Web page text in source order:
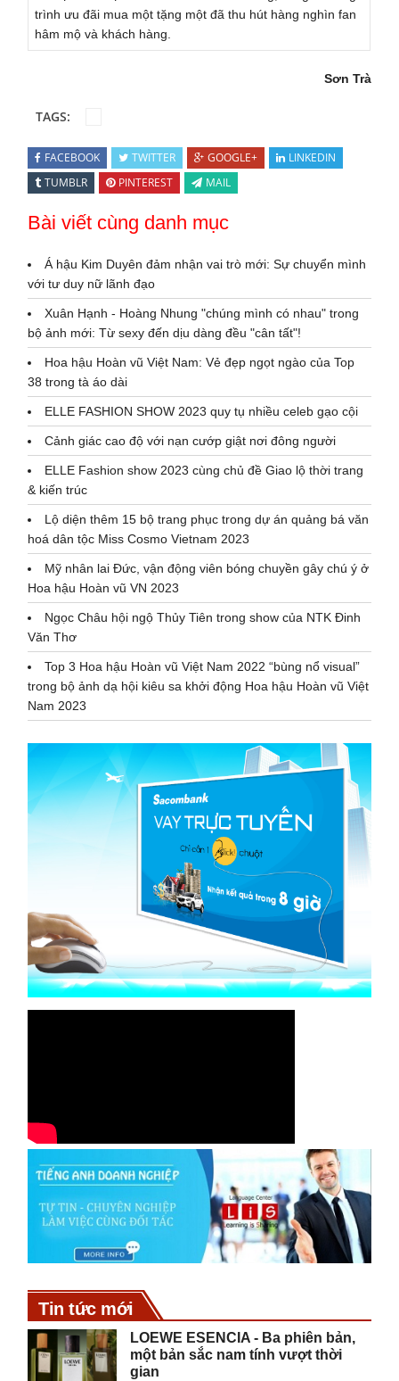
trình ưu đãi mua một tặng một đã thu hút hàng nghìn fan
hâm mộ và khách hàng.
Sơn Trà
TAGS:
FACEBOOK TWITTER GOOGLE+
LINKEDIN
TUMBLR
PINTEREST MAIL
Bài viết cùng danh mục
Á hậu Kim Duyên đảm nhận vai trò mới: Sự chuyển mình
với tư duy nữ lãnh đạo
Xuân Hạnh - Hoàng Nhung "chúng mình có nhau" trong
bộ ảnh mới: Từ sexy đến dịu dàng đều "cân tất"!
Hoa hậu Hoàn vũ Việt Nam: Vẻ đẹp ngọt ngào của Top
38 trong tà áo dài
ELLE FASHION SHOW 2023 quy tụ nhiều celeb gạo cội
Cảnh giác cao độ với nạn cướp giật nơi đông người
ELLE Fashion show 2023 cùng chủ đề Giao lộ thời trang
& kiến trúc
Lộ diện thêm 15 bộ trang phục trong dự án quảng bá văn
hoá dân tộc Miss Cosmo Vietnam 2023
Mỹ nhân lai Đức, vận động viên bóng chuyền gây chú ý ở
Hoa hậu Hoàn vũ VN 2023
Ngọc Châu hội ngộ Thủy Tiên trong show của NTK Đinh
Văn Thơ
Top 3 Hoa hậu Hoàn vũ Việt Nam 2022 “bùng nổ visual”
trong bộ ảnh dạ hội kiêu sa khởi động Hoa hậu Hoàn vũ Việt
Nam 2023
Tin tức mới
LOEWE ESENCIA - Ba phiên bản,
một bản sắc nam tính vượt thời
gian